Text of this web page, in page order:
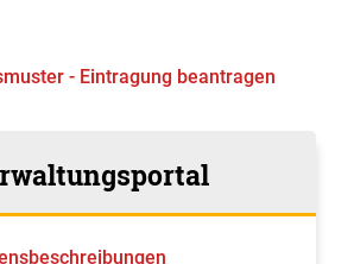
- Eintragung beantragen